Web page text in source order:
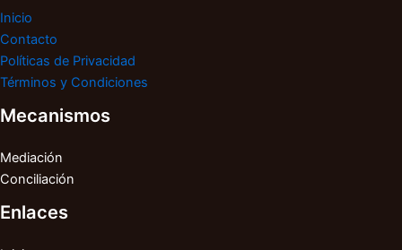
Inicio
Contacto
Políticas de Privacidad
Términos y Condiciones
Mecanismos
Mediación
Conciliación
Enlaces